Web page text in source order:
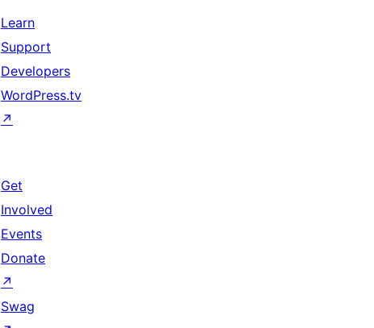
Learn
Support
Developers
WordPress.tv
↗
Get
Involved
Events
Donate
↗
Swag